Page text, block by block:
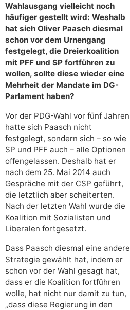
Wahlausgang vielleicht noch
häufiger gestellt wird: Weshalb
hat sich Oliver Paasch diesmal
schon vor dem Urnengang
festgelegt, die Dreierkoalition
mit PFF und SP fortführen zu
wollen, sollte diese wieder eine
Mehrheit der Mandate im DG-
Parlament haben?
Vor der PDG-Wahl vor fünf Jahren
hatte sich Paasch nicht
festgelegt, sondern sich – so wie
SP und PFF auch – alle Optionen
offengelassen. Deshalb hat er
nach dem 25. Mai 2014 auch
Gespräche mit der CSP geführt,
die letztlich aber scheiterten.
Nach der letzten Wahl wurde die
Koalition mit Sozialisten und
Liberalen fortgesetzt.
Dass Paasch diesmal eine andere
Strategie gewählt hat, indem er
schon vor der Wahl gesagt hat,
dass er die Koalition fortführen
wolle, hat nicht nur damit zu tun,
„dass diese Regierung in den